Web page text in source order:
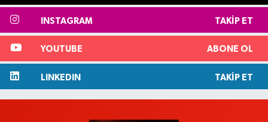
INSTAGRAM TAKIP ET
YOUTUBE ABONE OL
LINKEDIN TAKIP ET